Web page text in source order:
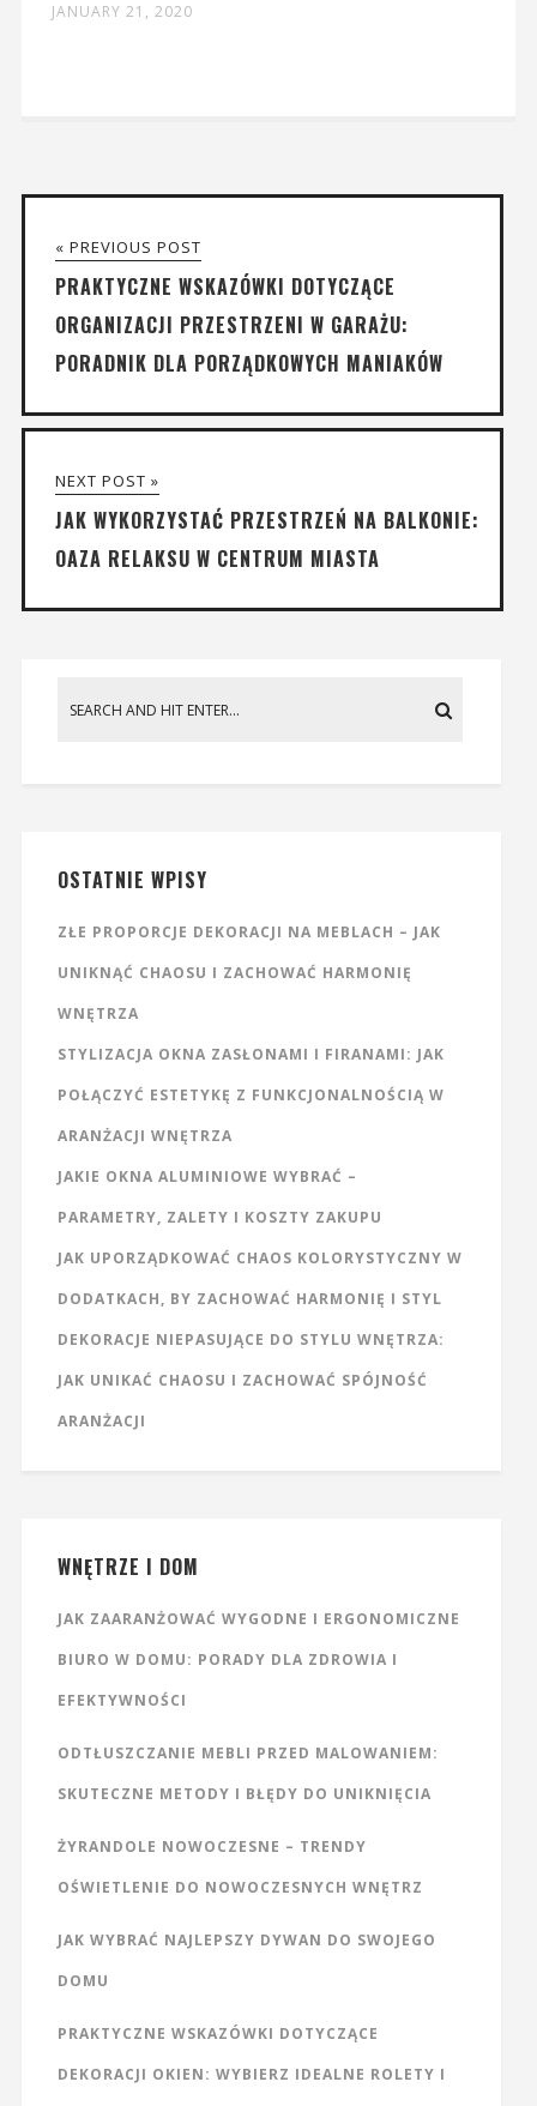
JANUARY 21, 2020
« PREVIOUS POST
PRAKTYCZNE WSKAZÓWKI DOTYCZĄCE
ORGANIZACJI PRZESTRZENI W GARAŻU:
PORADNIK DLA PORZĄDKOWYCH MANIAKÓW
NEXT POST »
JAK WYKORZYSTAĆ PRZESTRZEŃ NA BALKONIE:
OAZA RELAKSU W CENTRUM MIASTA
OSTATNIE WPISY
ZŁE PROPORCJE DEKORACJI NA MEBLACH – JAK
UNIKNĄĆ CHAOSU I ZACHOWAĆ HARMONIĘ
WNĘTRZA
STYLIZACJA OKNA ZASŁONAMI I FIRANAMI: JAK
POŁĄCZYĆ ESTETYKĘ Z FUNKCJONALNOŚCIĄ W
ARANŻACJI WNĘTRZA
JAKIE OKNA ALUMINIOWE WYBRAĆ –
PARAMETRY, ZALETY I KOSZTY ZAKUPU
JAK UPORZĄDKOWAĆ CHAOS KOLORYSTYCZNY W
DODATKACH, BY ZACHOWAĆ HARMONIĘ I STYL
DEKORACJE NIEPASUJĄCE DO STYLU WNĘTRZA:
JAK UNIKAĆ CHAOSU I ZACHOWAĆ SPÓJNOŚĆ
ARANŻACJI
WNĘTRZE I DOM
JAK ZAARANŻOWAĆ WYGODNE I ERGONOMICZNE
BIURO W DOMU: PORADY DLA ZDROWIA I
EFEKTYWNOŚCI
ODTŁUSZCZANIE MEBLI PRZED MALOWANIEM:
SKUTECZNE METODY I BŁĘDY DO UNIKNIĘCIA
ŻYRANDOLE NOWOCZESNE – TRENDY
OŚWIETLENIE DO NOWOCZESNYCH WNĘTRZ
JAK WYBRAĆ NAJLEPSZY DYWAN DO SWOJEGO
DOMU
PRAKTYCZNE WSKAZÓWKI DOTYCZĄCE
DEKORACJI OKIEN: WYBIERZ IDEALNE ROLETY I